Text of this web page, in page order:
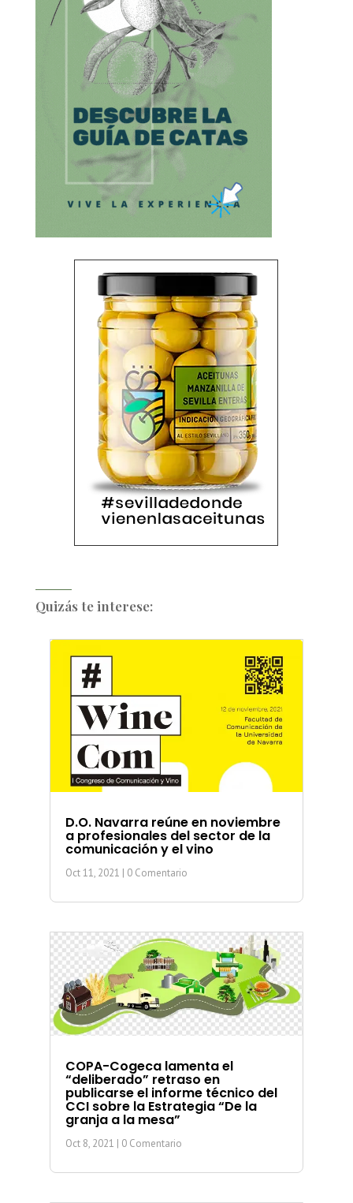
Quizás te interese:
D.O. Navarra reúne en noviembre
a profesionales del sector de la
comunicación y el vino
Oct 11, 2021 | 0 Comentario
COPA-Cogeca lamenta el
“deliberado” retraso en
publicarse el informe técnico del
CCI sobre la Estrategia “De la
granja a la mesa”
Oct 8, 2021 | 0 Comentario